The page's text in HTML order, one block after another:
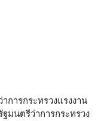
การกระทรวงแรงงาน
มนตรีว่าการกระทรวง